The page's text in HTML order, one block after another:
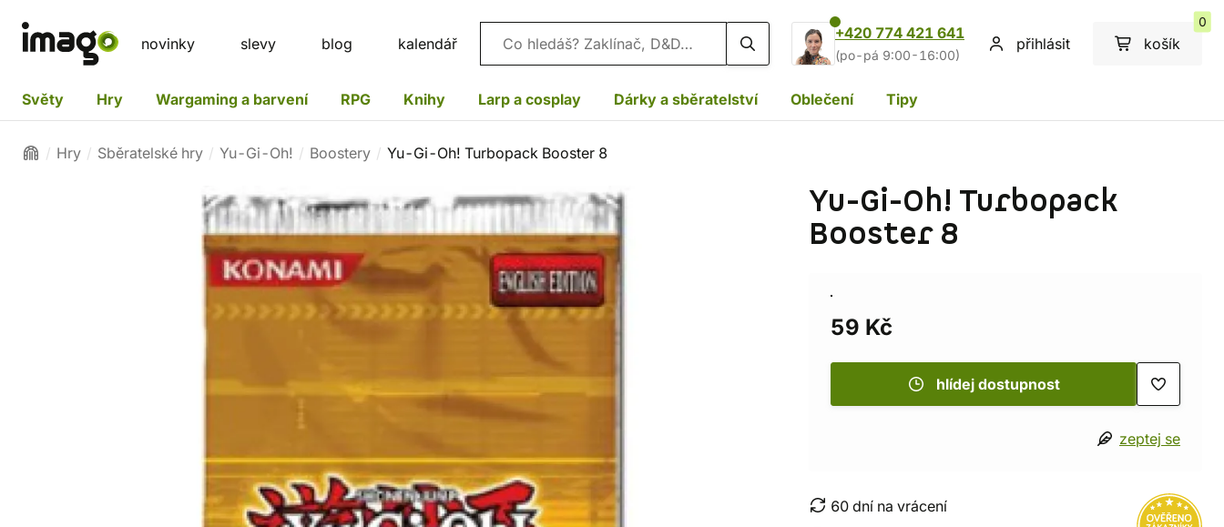
novinky slevy blog kalendář Vyhledávání
+420 774 421 641
(po-pá 9:00-16:00)
přihlásit košík
0
Světy Hry Wargaming a barvení RPG Knihy Larp a cosplay Dárky a sběratelství Oblečení Tipy
Hry Sběratelské hry Yu-Gi-Oh! Boostery Yu-Gi-Oh! Turbopack Booster 8
Yu-Gi-Oh! Turbopack
Booster 8
59 Kč
hlídej dostupnost
zeptej se
60 dní na vrácení